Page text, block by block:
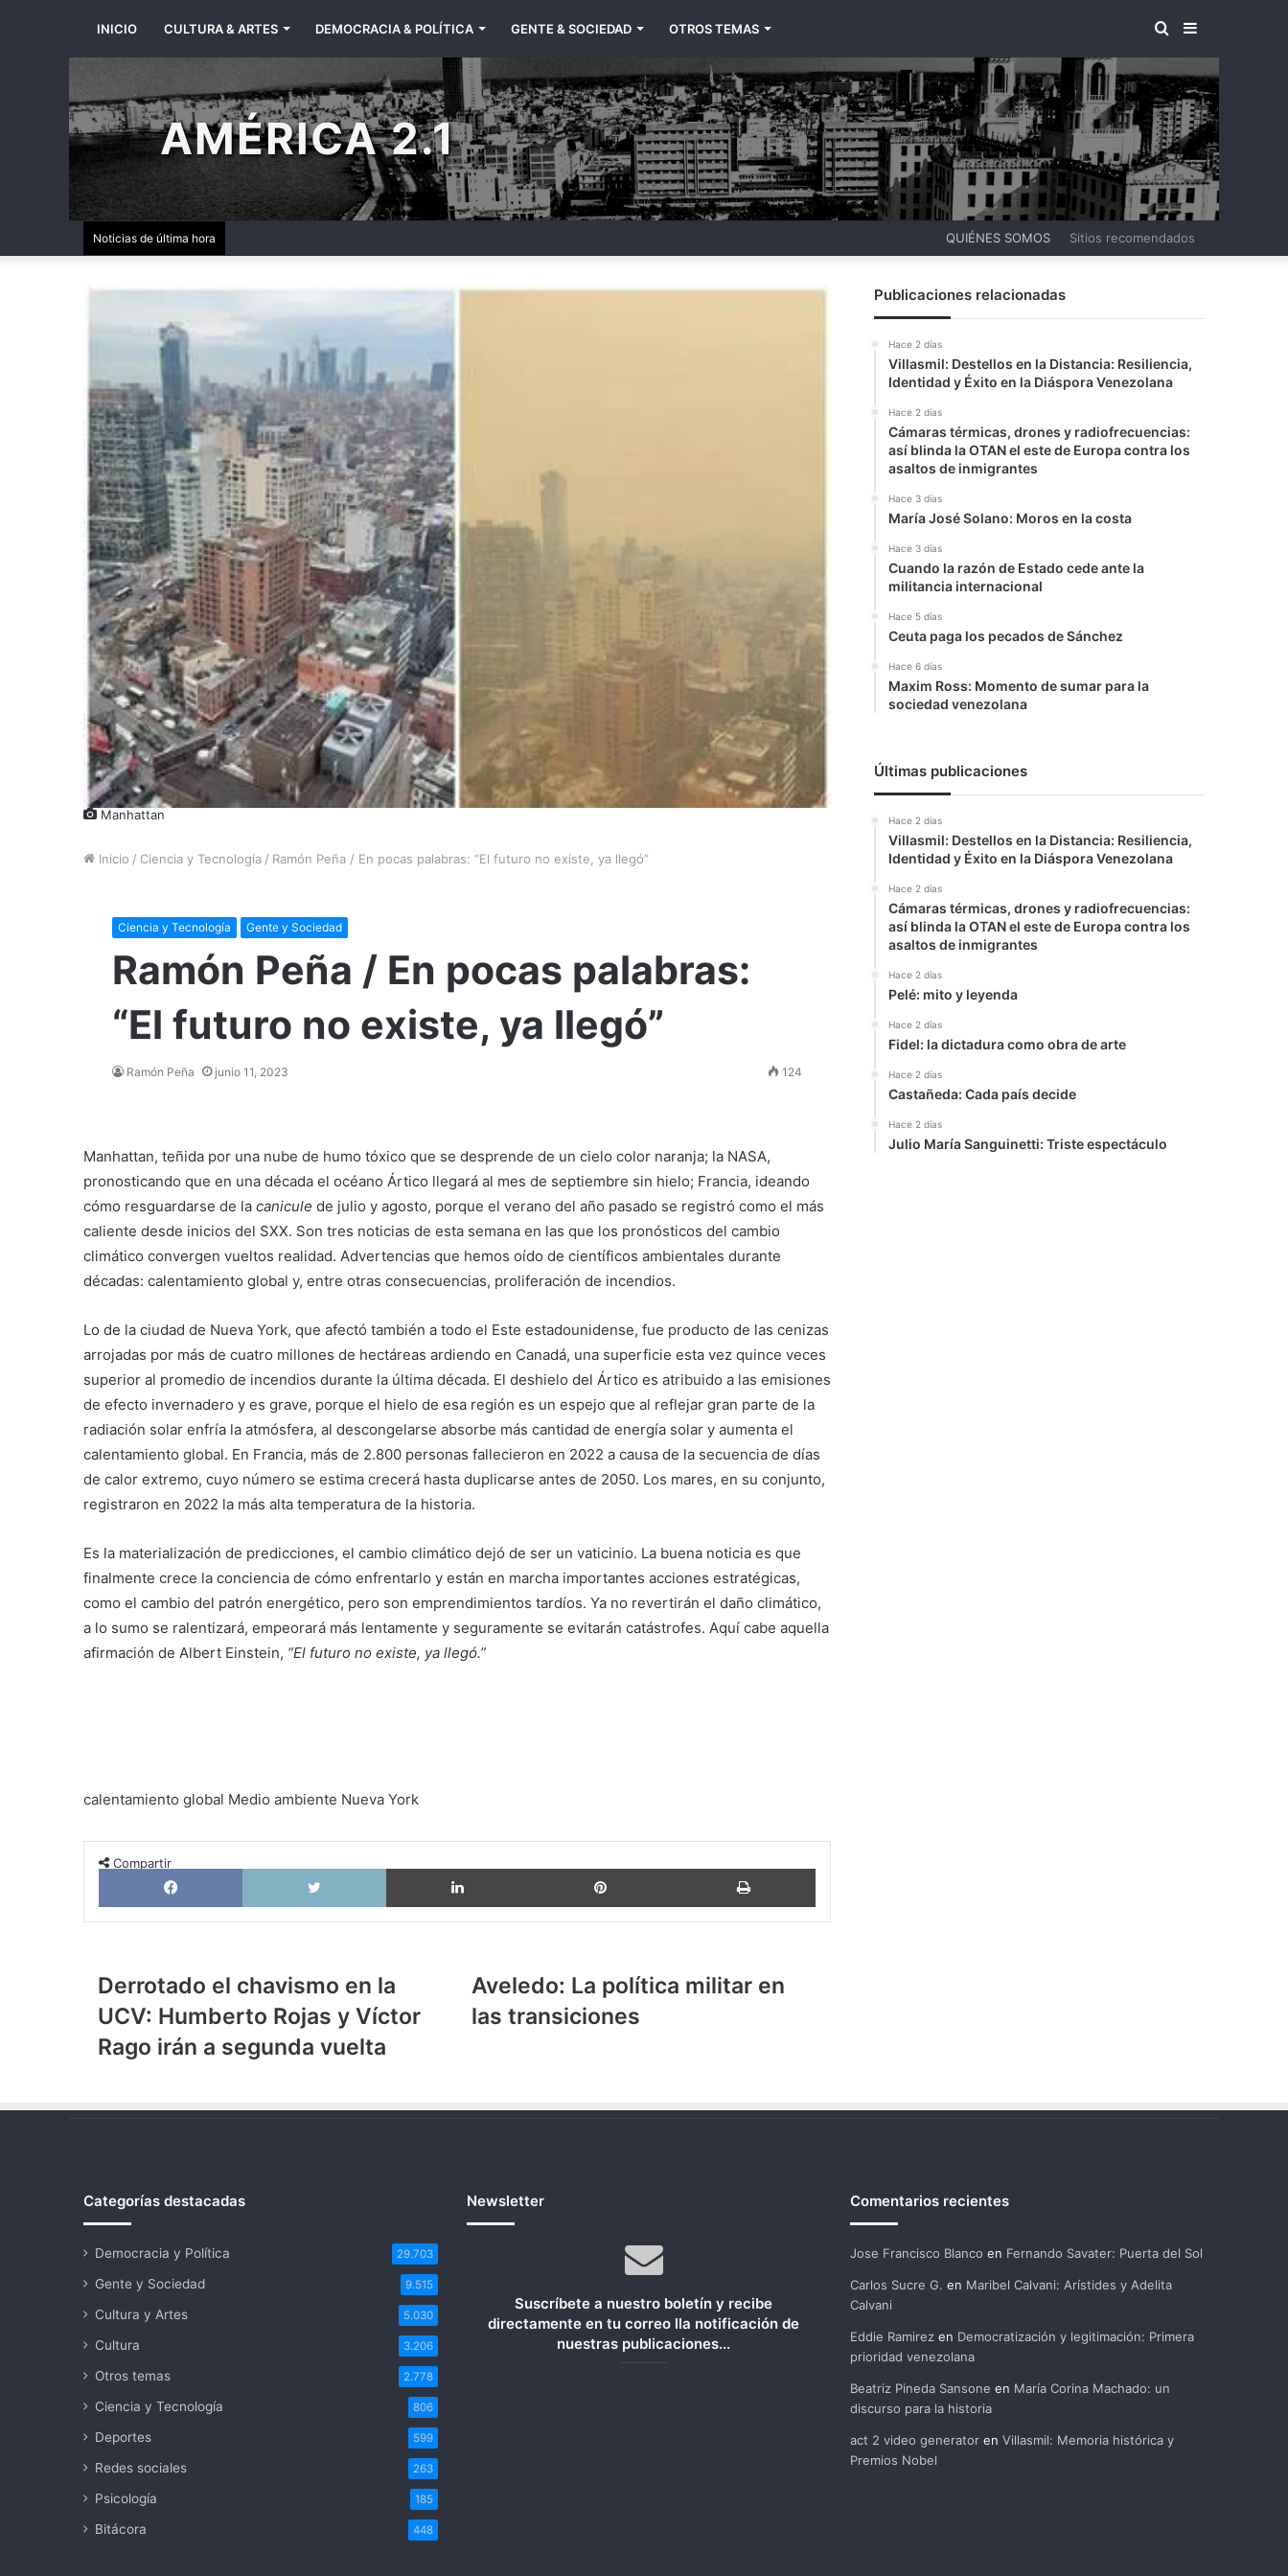
INICIO CULTURA & ARTES DEMOCRACIA & POLÍTICA GENTE & SOCIEDAD OTROS TEMAS BARRA
LATERAL
BUSCAR
POR
AMÉRICA 2.1
Noticias de última hora QUIÉNES SOMOS Sitios recomendados
Manhattan
Inicio / Ciencia y Tecnología / Ramón Peña / En pocas palabras: “El futuro no existe, ya llegó”
Ciencia y Tecnología Gente y Sociedad
Ramón Peña / En pocas palabras:
“El futuro no existe, ya llegó”
Ramón Peña junio 11, 2023 124
Manhattan, teñida por una nube de humo tóxico que se desprende de un cielo color naranja; la NASA,
pronosticando que en una década el océano Ártico llegará al mes de septiembre sin hielo; Francia, ideando
cómo resguardarse de la canicule de julio y agosto, porque el verano del año pasado se registró como el más
caliente desde inicios del SXX. Son tres noticias de esta semana en las que los pronósticos del cambio
climático convergen vueltos realidad. Advertencias que hemos oído de científicos ambientales durante
décadas: calentamiento global y, entre otras consecuencias, proliferación de incendios.
Lo de la ciudad de Nueva York, que afectó también a todo el Este estadounidense, fue producto de las cenizas
arrojadas por más de cuatro millones de hectáreas ardiendo en Canadá, una superficie esta vez quince veces
superior al promedio de incendios durante la última década. El deshielo del Ártico es atribuido a las emisiones
de efecto invernadero y es grave, porque el hielo de esa región es un espejo que al reflejar gran parte de la
radiación solar enfría la atmósfera, al descongelarse absorbe más cantidad de energía solar y aumenta el
calentamiento global. En Francia, más de 2.800 personas fallecieron en 2022 a causa de la secuencia de días
de calor extremo, cuyo número se estima crecerá hasta duplicarse antes de 2050. Los mares, en su conjunto,
registraron en 2022 la más alta temperatura de la historia.
Es la materialización de predicciones, el cambio climático dejó de ser un vaticinio. La buena noticia es que
finalmente crece la conciencia de cómo enfrentarlo y están en marcha importantes acciones estratégicas,
como el cambio del patrón energético, pero son emprendimientos tardíos. Ya no revertirán el daño climático,
a lo sumo se ralentizará, empeorará más lentamente y seguramente se evitarán catástrofes. Aquí cabe aquella
afirmación de Albert Einstein, “El futuro no existe, ya llegó.”
calentamiento global Medio ambiente Nueva York
Compartir Facebook X LinkedIn Pinterest Imprimir
Derrotado
el
chavismo
en
la
irán
a
vuelta
Derrotado el chavismo en la
UCV: Humberto Rojas y Víctor
Rago irán a segunda vuelta
Aveledo:
La
política
Aveledo: La política militar en
las transiciones
Publicaciones relacionadas
Hace 2 días
Villasmil: Destellos en la Distancia: Resiliencia,
Identidad y Éxito en la Diáspora Venezolana
Hace 2 días
Cámaras térmicas, drones y radiofrecuencias:
así blinda la OTAN el este de Europa contra los
asaltos de inmigrantes
Hace 3 días
María José Solano: Moros en la costa
Hace 3 días
Cuando la razón de Estado cede ante la
militancia internacional
Hace 5 días
Ceuta paga los pecados de Sánchez
Hace 6 días
Maxim Ross: Momento de sumar para la
sociedad venezolana
Últimas publicaciones
Hace 2 días
Villasmil: Destellos en la Distancia: Resiliencia,
Identidad y Éxito en la Diáspora Venezolana
Hace 2 días
Cámaras térmicas, drones y radiofrecuencias:
así blinda la OTAN el este de Europa contra los
asaltos de inmigrantes
Hace 2 días
Pelé: mito y leyenda
Hace 2 días
Fidel: la dictadura como obra de arte
Hace 2 días
Castañeda: Cada país decide
Hace 2 días
Julio María Sanguinetti: Triste espectáculo
Categorías destacadas
Democracia y Política 29.703
Gente y Sociedad 9.515
Cultura y Artes 5.030
Cultura 3.206
Otros temas 2.778
Ciencia y Tecnología 806
Deportes 599
Redes sociales 263
Psicología 185
Bitácora 448
Newsletter
Suscríbete a nuestro boletín y recibe
directamente en tu correo lla notificación de
nuestras publicaciones...
Comentarios recientes
Jose Francisco Blanco en Fernando Savater: Puerta del Sol
Carlos Sucre G. en Maribel Calvani: Arístides y Adelita
Calvani
Eddie Ramirezen Democratización y legitimación: Primera
prioridad venezolana
Beatriz Pineda Sansone en María Corina Machado: un
discurso para la historia
act 2 video generatoren Villasmil: Memoria histórica y
Premios Nobel